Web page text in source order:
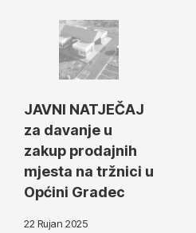
JAVNI NATJEČAJ
za davanje u
zakup prodajnih
mjesta na tržnici u
Općini Gradec
22 Rujan 2025